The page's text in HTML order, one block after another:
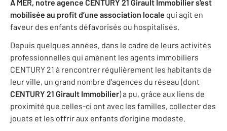
À MER, notre agence CENTURY 21 Girault Immobilier s'est
mobilisée au profit d’une association locale qui agit en
faveur des enfants défavorisés ou hospitalisés.
Depuis quelques années, dans le cadre de leurs activités
professionnelles qui amènent les agents immobiliers
CENTURY 21 à rencontrer régulièrement les habitants de
leur ville, un grand nombre d’agences du réseau (dont
CENTURY 21 Girault Immobilier) a pu, grâce aux liens de
proximité que celles-ci ont avec les familles, collecter des
jouets et les offrir aux enfants d’origine modeste.